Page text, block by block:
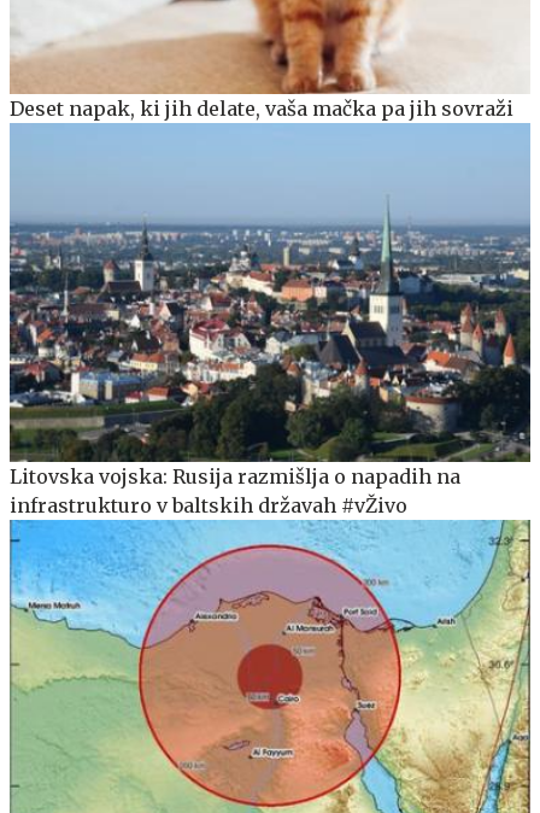
Deset napak, ki jih delate, vaša mačka pa jih sovraži
Litovska vojska: Rusija razmišlja o napadih na
infrastrukturo v baltskih državah #vŽivo